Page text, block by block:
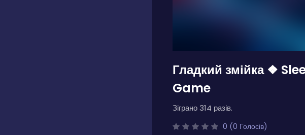
Гладкий змійка ❖
Game
Зіграно 314 разів.
0 (0 Голосів)